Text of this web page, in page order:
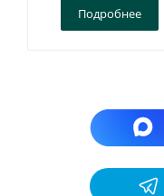
Подробнее